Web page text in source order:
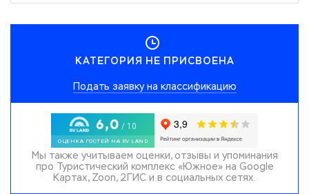
КАТЕГОРИЯ НЕ ПРИСВОЕНА
Подать заявку на классификацию
Мы также учитываем оценки, отзывы и упоминания
про Туристический комплекс «Южное» на Google
Картах, Zoon, 2ГИС и в социальных сетях.